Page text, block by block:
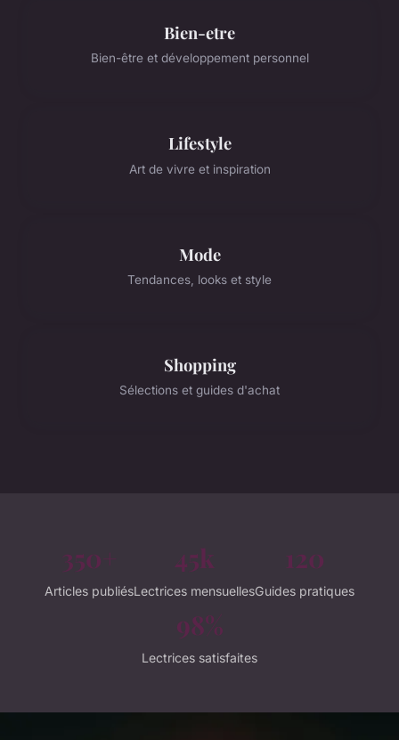
Bien-etre
Bien-être et développement personnel
Lifestyle
Art de vivre et inspiration
Mode
Tendances, looks et style
Shopping
Sélections et guides d'achat
350+
Articles publiés
45k
Lectrices mensuelles
120
Guides pratiques
98%
Lectrices satisfaites